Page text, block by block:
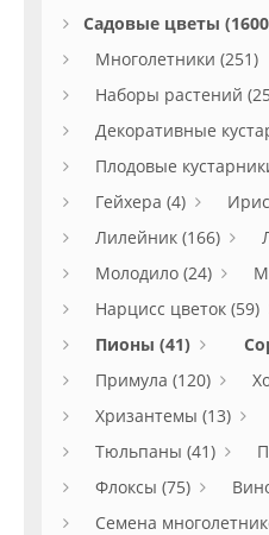
Садовые цветы
Многолетники (251)
Наборы растений
Декоративные
Плодовые
Гейхера (4)
Лилейник (166)
Молодило (24)
Нарцисс цветок (59)
Пионы (41)
Примула (120)
Хризантемы (13)
Тюльпаны (41)
Флоксы (75)
Семена